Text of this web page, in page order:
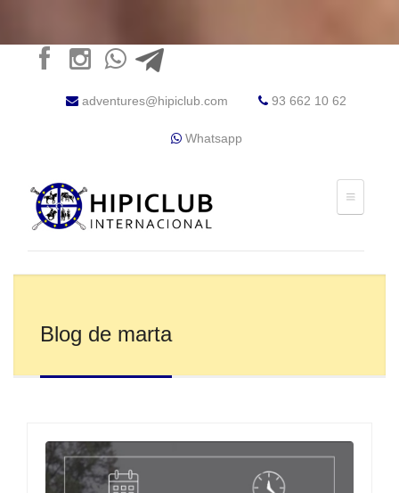
adventures@hipiclub.com 93 662 10 62
Whatsapp
Blog de marta